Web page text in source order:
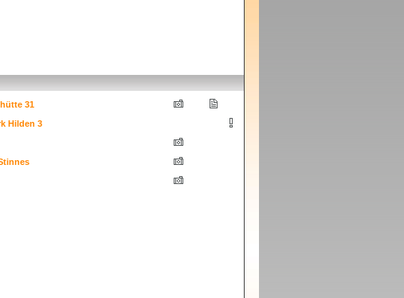
31
Hilden 3